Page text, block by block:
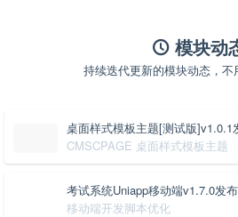
模块动
持续迭代更新的模块动态，不
桌面样式模板主题[测试版]v1.0.1
CMSCPAGE 桌面样式模板主题
考试系统Uniapp移动端v1.7.0发布
移动端开发脚本优化